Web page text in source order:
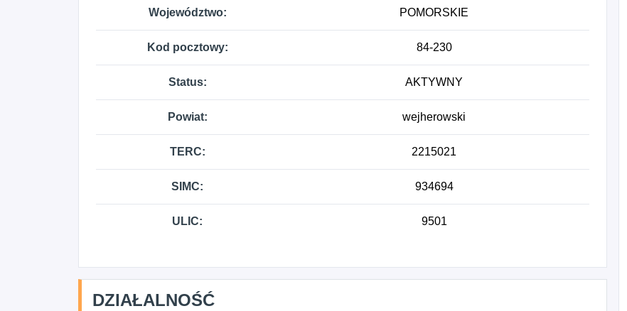
Województwo: POMORSKIE
Kod pocztowy: 84-230
Status: AKTYWNY
Powiat: wejherowski
TERC: 2215021
SIMC: 934694
ULIC: 9501
DZIAŁALNOŚĆ